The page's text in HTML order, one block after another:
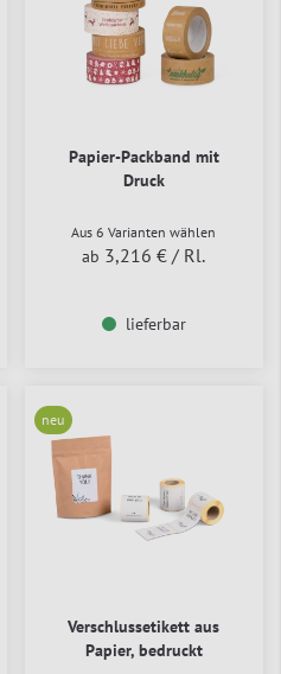
Papier-Packband mit
Druck
Aus 6 Varianten wählen
ab 3,216 € / Rl.
lieferbar
neu
Verschlussetikett aus
Papier, bedruckt